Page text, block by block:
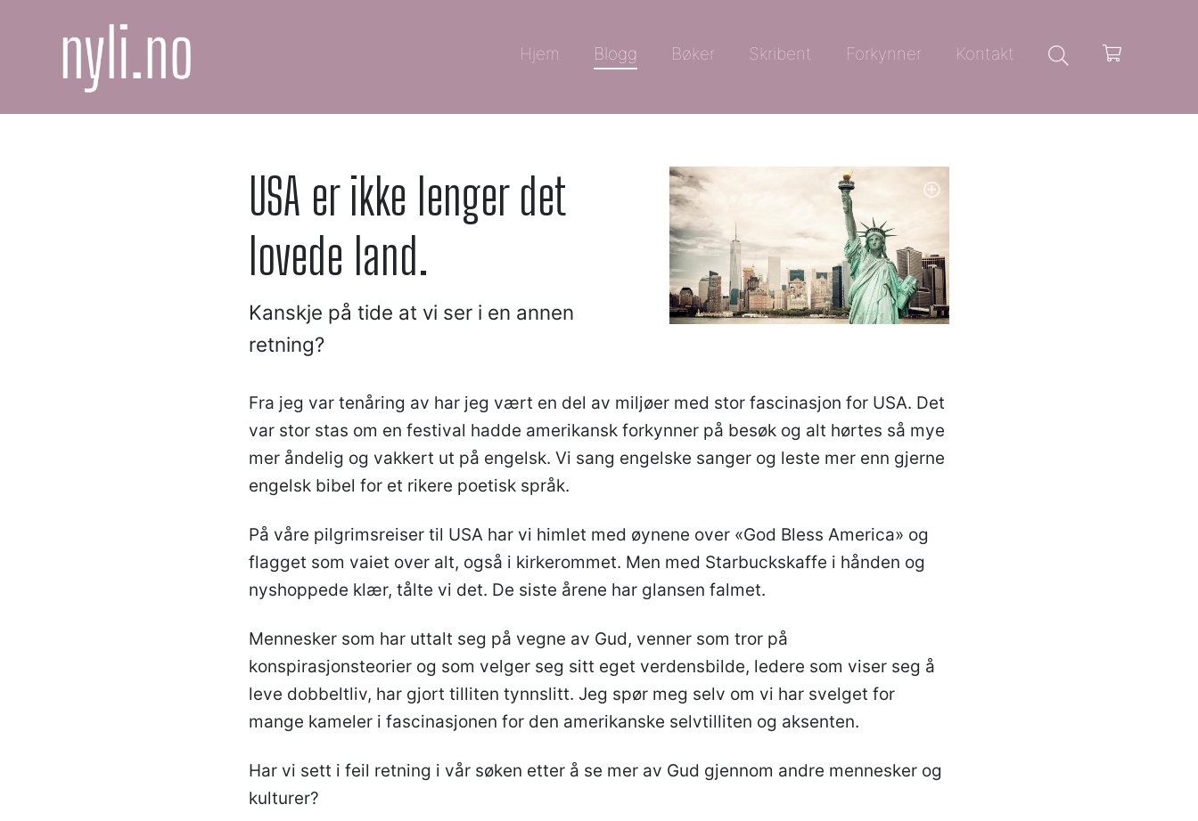
Hjem Blogg Bøker Skribent Forkynner Kontakt
USA er ikke lenger det
lovede land.
Kanskje på tide at vi ser i en annen
retning?
Fra jeg var tenåring av har jeg vært en del av miljøer med stor fascinasjon for USA. Det
var stor stas om en festival hadde amerikansk forkynner på besøk og alt hørtes så mye
mer åndelig og vakkert ut på engelsk. Vi sang engelske sanger og leste mer enn gjerne
engelsk bibel for et rikere poetisk språk.
På våre pilgrimsreiser til USA har vi himlet med øynene over «God Bless America» og
flagget som vaiet over alt, også i kirkerommet. Men med Starbuckskaffe i hånden og
nyshoppede klær, tålte vi det. De siste årene har glansen falmet.
Mennesker som har uttalt seg på vegne av Gud, venner som tror på
konspirasjonsteorier og som velger seg sitt eget verdensbilde, ledere som viser seg å
leve dobbeltliv, har gjort tilliten tynnslitt. Jeg spør meg selv om vi har svelget for
mange kameler i fascinasjonen for den amerikanske selvtilliten og aksenten.
Har vi sett i feil retning i vår søken etter å se mer av Gud gjennom andre mennesker og
kulturer?